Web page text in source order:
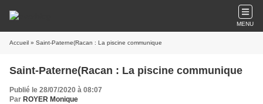
MENU
Accueil » Saint-Paterne(Racan : La piscine communique
Saint-Paterne(Racan : La piscine communique
Publié le 28/07/2020 à 08:07
Par ROYER Monique